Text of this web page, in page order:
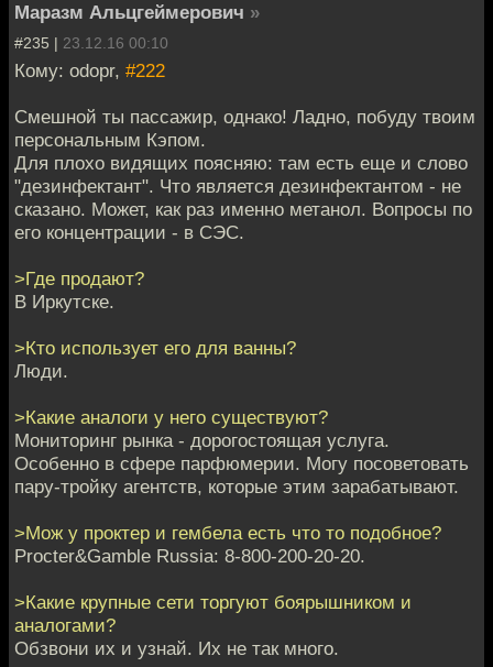
Маразм Альцгеймерович »
#235 | 23.12.16 00:10
Кому: odopr, #222
Смешной ты пассажир, однако! Ладно, побуду твоим
персональным Кэпом.
Для плохо видящих поясняю: там есть еще и слово
"дезинфектант". Что является дезинфектантом - не
сказано. Может, как раз именно метанол. Вопросы по
его концентрации - в СЭС.
>Где продают?
В Иркутске.
>Кто использует его для ванны?
Люди.
>Какие аналоги у него существуют?
Мониторинг рынка - дорогостоящая услуга.
Особенно в сфере парфюмерии. Могу посоветовать
пару-тройку агентств, которые этим зарабатывают.
>Мож у проктер и гембела есть что то подобное?
Procter&Gamble Russia: 8-800-200-20-20.
>Какие крупные сети торгуют боярышником и
аналогами?
Обзвони их и узнай. Их не так много.